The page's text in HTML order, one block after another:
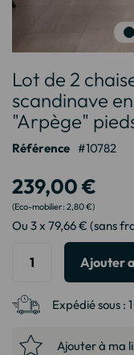
au
début
de
la
Galerie
Lot de 2
scandinave
"Arpège"
Référence 10782
239,00 €
2,80 €
Ou 3 x 79,66 € (sans
Ajouter
Expédié sous :
Ajouter à ma